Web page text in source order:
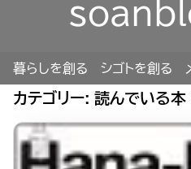
暮らしを創る シゴトを創る
カテゴリー: 読んでいる本